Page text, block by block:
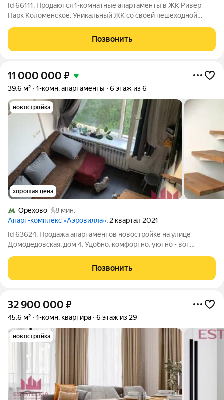
Id 66111. Продаются 1-комнатные апартаменты в ЖК Ривер
Парк Коломенское. Уникальный ЖК со своей пешеходной
открытый вид на воду. Сделан качественный дизайнерский
ремонт. Практически вся
Позвонить
11 000 000 ₽
39,6 м² 1-комн. апартаменты 6 этаж из 6
новостройка
хорошая цена
Орехово
8 мин.
Апарт-комплекс «Аэровилла», 2 квартал 2021
Id 63624. Продажа апартаментов новостройке на улице
Домодедовская, дом 4. Удобно, комфортно, уютно - вот
Метро «Домодедовская» в 8 минутах ходьбы, до станции
«Орехово» 10 минут пешком, а на
Позвонить
32 900 000 ₽
45,6 м² 1-комн. квартира 6 этаж из 29
новостройка